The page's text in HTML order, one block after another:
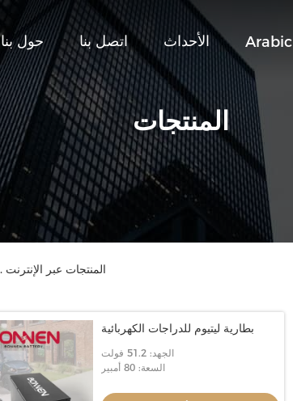
حول بنا اتصل بنا الأحداث Arabic
المنتجات
Hunan Bonnen Battery Technology Co., Ltd. المنتجات عبر الإنترنت
بطارية ليتيوم للدراجات الكهربائية
الجهد: 51.2 فولت
السعة: 80 أمبير